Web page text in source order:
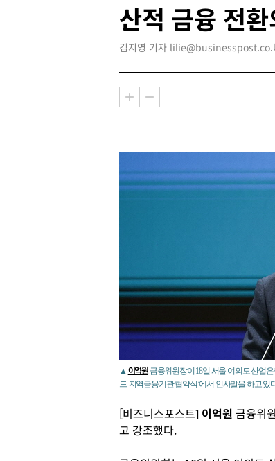
산적 금융 전
김지영 기자
▲ 이억원 금융위원장이 18일 서울 여의도 산업
드-지역금융기관 협약식’에서 인사말을 하고 있
[비즈니스포스트] 이억원 금융위
고 강조했다.